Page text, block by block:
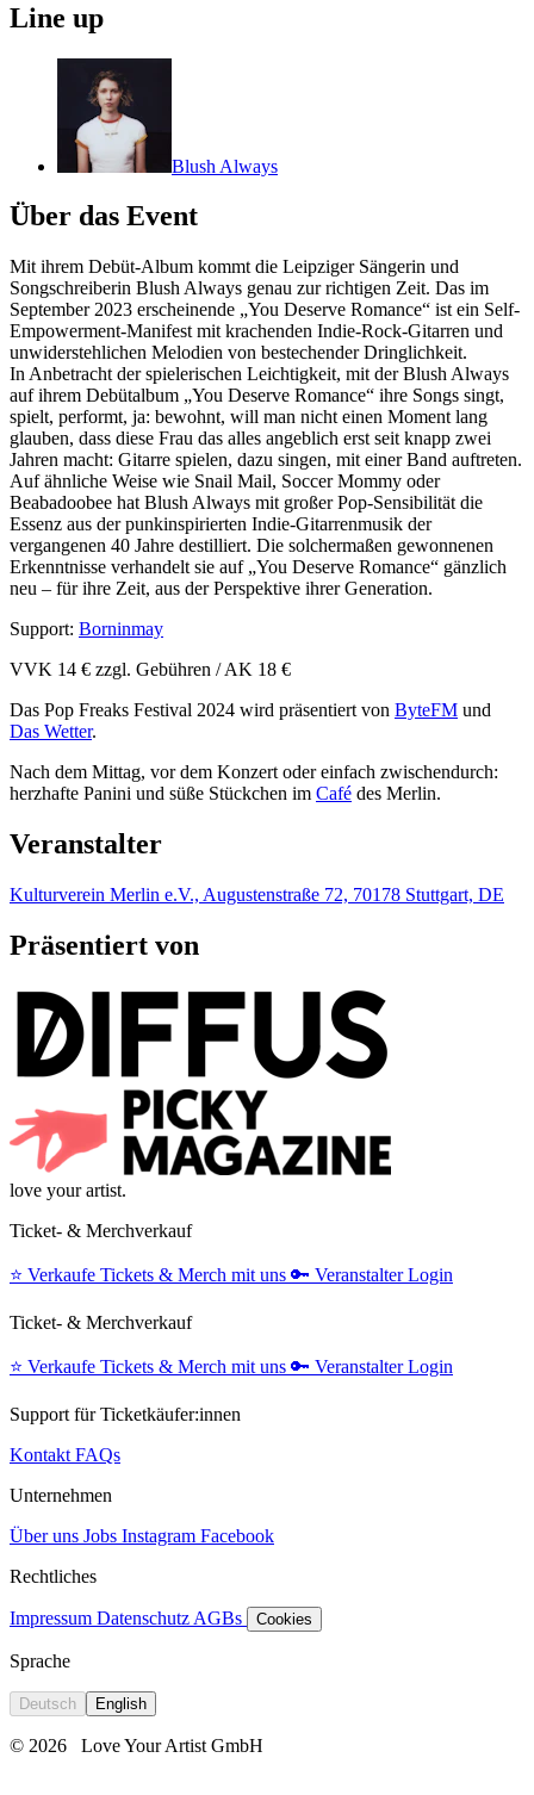
Line up
Blush Always
Über das Event
Mit ihrem Debüt-Album kommt die Leipziger Sängerin und
Songschreiberin Blush Always genau zur richtigen Zeit. Das im
September 2023 erscheinende „You Deserve Romance“ ist ein Self-
Empowerment-Manifest mit krachenden Indie-Rock-Gitarren und
unwiderstehlichen Melodien von bestechender Dringlichkeit.
In Anbetracht der spielerischen Leichtigkeit, mit der Blush Always
auf ihrem Debütalbum „You Deserve Romance“ ihre Songs singt,
spielt, performt, ja: bewohnt, will man nicht einen Moment lang
glauben, dass diese Frau das alles angeblich erst seit knapp zwei
Jahren macht: Gitarre spielen, dazu singen, mit einer Band auftreten.
Auf ähnliche Weise wie Snail Mail, Soccer Mommy oder
Beabadoobee hat Blush Always mit großer Pop-Sensibilität die
Essenz aus der punkinspirierten Indie-Gitarrenmusik der
vergangenen 40 Jahre destilliert. Die solchermaßen gewonnenen
Erkenntnisse verhandelt sie auf „You Deserve Romance“ gänzlich
neu – für ihre Zeit, aus der Perspektive ihrer Generation.
Support: Borninmay
VVK 14 € zzgl. Gebühren / AK 18 €
Das Pop Freaks Festival 2024 wird präsentiert von ByteFM und
Das Wetter.
Nach dem Mittag, vor dem Konzert oder einfach zwischendurch:
herzhafte Panini und süße Stückchen im Café des Merlin.
Veranstalter
Kulturverein Merlin e.V., Augustenstraße 72, 70178 Stuttgart, DE
Präsentiert von
love your artist.
Ticket- & Merchverkauf
⭐️ Verkaufe Tickets & Merch mit uns 🔑 Veranstalter Login
Ticket- & Merchverkauf
⭐️ Verkaufe Tickets & Merch mit uns 🔑 Veranstalter Login
Support für Ticketkäufer:innen
Kontakt FAQs
Unternehmen
Über uns Jobs Instagram Facebook
Rechtliches
Impressum Datenschutz AGBs Cookies
Sprache
Deutsch English
© 2026 Love Your Artist GmbH